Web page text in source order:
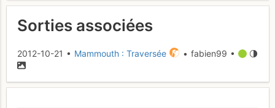
Sorties associées
2012-10-21 • Mammouth : Traversée • fabien99 •